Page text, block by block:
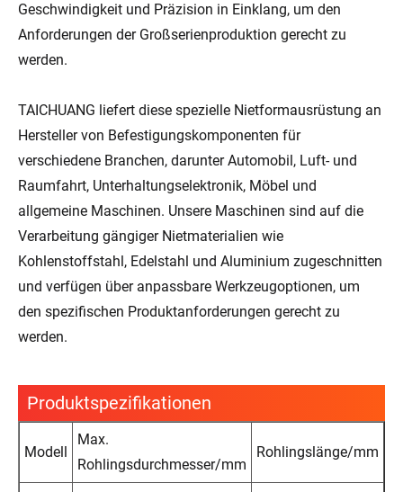
Geschwindigkeit und Präzision in Einklang, um den
Anforderungen der Großserienproduktion gerecht zu
werden.
TAICHUANG liefert diese spezielle Nietformausrüstung an
Hersteller von Befestigungskomponenten für
verschiedene Branchen, darunter Automobil, Luft- und
Raumfahrt, Unterhaltungselektronik, Möbel und
allgemeine Maschinen. Unsere Maschinen sind auf die
Verarbeitung gängiger Nietmaterialien wie
Kohlenstoffstahl, Edelstahl und Aluminium zugeschnitten
und verfügen über anpassbare Werkzeugoptionen, um
den spezifischen Produktanforderungen gerecht zu
werden.
Produktspezifikationen
Modell
Max.
Rohlingsdurchmesser/mm
Rohlingslänge/mm